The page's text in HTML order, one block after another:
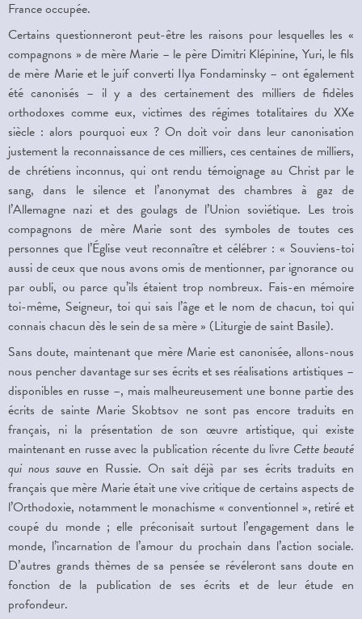
France occupée.
Certains questionneront peut-être les raisons pour lesquelles les «
compagnons » de mère Marie – le père Dimitri Klépinine, Yuri, le fils
de mère Marie et le juif converti Ilya Fondaminsky – ont également
été canonisés – il y a des certainement des milliers de fidèles
orthodoxes comme eux, victimes des régimes totalitaires du XXe
siècle : alors pourquoi eux ? On doit voir dans leur canonisation
justement la reconnaissance de ces milliers, ces centaines de milliers,
de chrétiens inconnus, qui ont rendu témoignage au Christ par le
sang, dans le silence et l’anonymat des chambres à gaz de
l’Allemagne nazi et des goulags de l’Union soviétique. Les trois
compagnons de mère Marie sont des symboles de toutes ces
personnes que l’Église veut reconnaître et célébrer : « Souviens-toi
aussi de ceux que nous avons omis de mentionner, par ignorance ou
par oubli, ou parce qu’ils étaient trop nombreux. Fais-en mémoire
toi-même, Seigneur, toi qui sais l’âge et le nom de chacun, toi qui
connais chacun dès le sein de sa mère » (Liturgie de saint Basile).
Sans doute, maintenant que mère Marie est canonisée, allons-nous
nous pencher davantage sur ses écrits et ses réalisations artistiques –
disponibles en russe –, mais malheureusement une bonne partie des
écrits de sainte Marie Skobtsov ne sont pas encore traduits en
français, ni la présentation de son œuvre artistique, qui existe
maintenant en russe avec la publication récente du livre Cette beauté
qui nous sauveen Russie. On sait déjà par ses écrits traduits en
français que mère Marie était une vive critique de certains aspects de
l’Orthodoxie, notamment le monachisme « conventionnel », retiré et
coupé du monde ; elle préconisait surtout l’engagement dans le
monde, l’incarnation de l’amour du prochain dans l’action sociale.
D’autres grands thèmes de sa pensée se révéleront sans doute en
fonction de la publication de ses écrits et de leur étude en
profondeur.